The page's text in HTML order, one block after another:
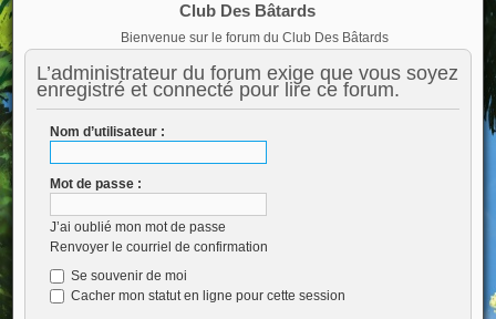
Club Des Bâtards
Bienvenue sur le forum du Club Des Bâtards
L’administrateur du forum exige que vous soyez
enregistré et connecté pour lire ce forum.
Nom d’utilisateur :
Mot de passe :
J’ai oublié mon mot de passe
Renvoyer le courriel de confirmation
Se souvenir de moi
Cacher mon statut en ligne pour cette session